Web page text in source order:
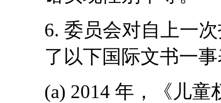
6. 委员会对自上一
了以下国际文书一
(a) 2014 年，《儿